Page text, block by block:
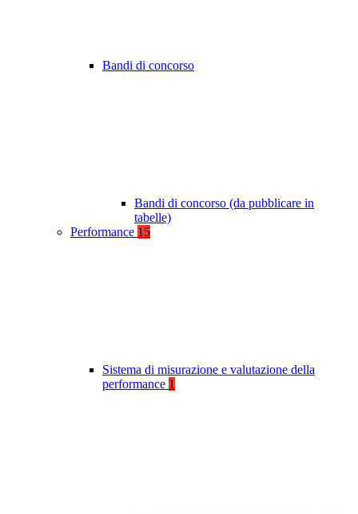
Bandi di concorso
Bandi di concorso (da pubblicare in
tabelle)
Performance 15
Sistema di misurazione e valutazione della
performance 1